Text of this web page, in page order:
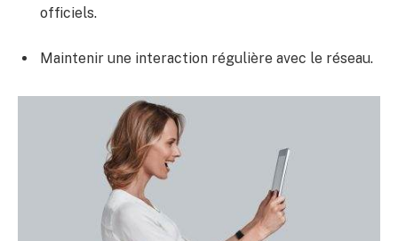
officiels.
Maintenir une interaction régulière avec le réseau.